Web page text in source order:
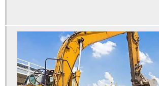
Empresa que loca máquina pesada para obra
Empresas de pavimentação de rodovias
Empresas de pavimentação e terraplenagem